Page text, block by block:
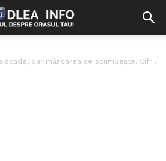
dar mâncarea se scumpește. Cifrele oficiale publicate de INS pentru...